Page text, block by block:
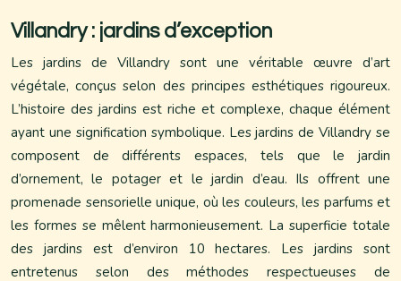
Villandry : jardins d’exception
Les jardins de Villandry sont une véritable œuvre d’art
végétale, conçus selon des principes esthétiques rigoureux.
L’histoire des jardins est riche et complexe, chaque élément
ayant une signification symbolique. Les jardins de Villandry se
composent de différents espaces, tels que le jardin
d’ornement, le potager et le jardin d’eau. Ils offrent une
promenade sensorielle unique, où les couleurs, les parfums et
les formes se mêlent harmonieusement. La superficie totale
des jardins est d’environ 10 hectares. Les jardins sont
entretenus selon des méthodes respectueuses de